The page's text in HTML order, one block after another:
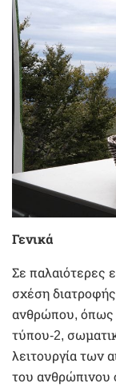
Γενικά
Σε παλαιότερες
σχέση
ανθρώπου, όπως
τύπου-2,
λειτουργία των
του ανθρώπινου